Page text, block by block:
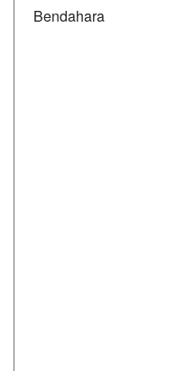
Bendahara